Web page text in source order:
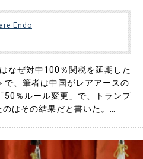
Endo
なぜ対中100％関税を延期した
、筆者は中国がレアアースの
50％ルール変更」で、トランプ
はその結果だと書いた。
対象……